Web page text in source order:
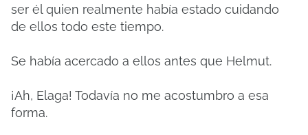
ser él quien realmente había estado cuidando
de ellos todo este tiempo.
Se había acercado a ellos antes que Helmut.
¡Ah, Elaga! Todavía no me acostumbro a esa
forma.